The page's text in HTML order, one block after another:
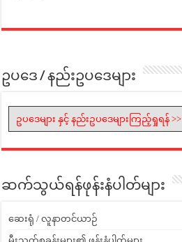
ဥပဒေ / နည်းဥပဒေများ
ဥပဒေများ နှင့် နည်းဥပဒေများကြည့်ရှုရန် >>
ဆက်သွယ်ရန်ဖုန်းနံပါတ်များ
ဆေးရုံ / လူနာတင်ယာဉ်